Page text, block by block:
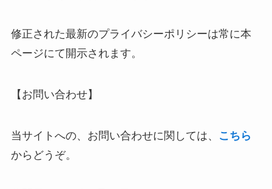
修正された最新のプライバシーポリシーは常に本
ページにて開示されます。
【お問い合わせ】
当サイトへの、お問い合わせに関しては、
こちら
からどうぞ。